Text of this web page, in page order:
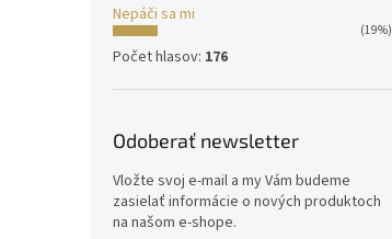
Nepáči sa mi
(19%)
Počet hlasov: 176
Odoberať newsletter
Vložte svoj e-mail a my Vám budeme
zasielať informácie o nových produktoch
na našom e-shope.